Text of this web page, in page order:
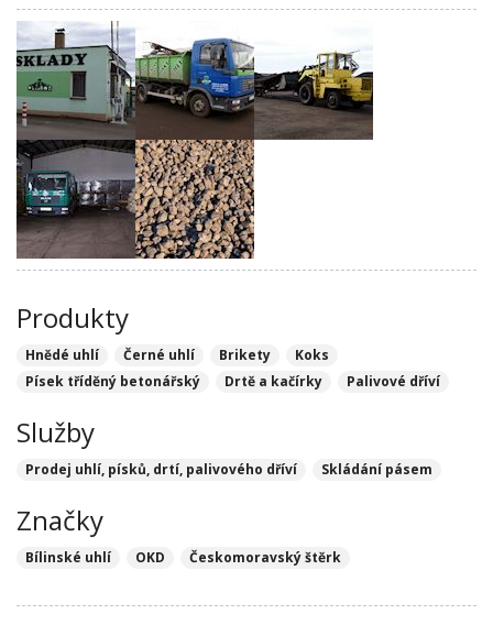
Produkty
Hnědé uhlí Černé uhlí Brikety
Koks
Písek tříděný betonářský
Drtě a kačírky Palivové dříví
Služby
Prodej uhlí, písků, drtí, palivového dříví Skládání pásem
Značky
Bílinské uhlí OKD Českomoravský štěrk